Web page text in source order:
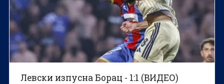
Левски изпусна Борац - 1:1 (ВИДЕО)